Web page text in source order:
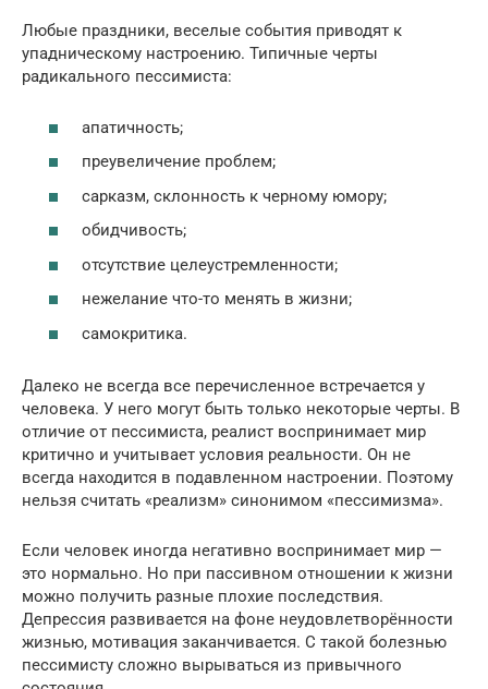
Любые праздники, веселые события приводят к
упадническому настроению. Типичные черты
радикального пессимиста:
апатичность;
преувеличение проблем;
сарказм, склонность к черному юмору;
обидчивость;
отсутствие целеустремленности;
нежелание что-то менять в жизни;
самокритика.
Далеко не всегда все перечисленное встречается у
человека. У него могут быть только некоторые черты. В
отличие от пессимиста, реалист воспринимает мир
критично и учитывает условия реальности. Он не
всегда находится в подавленном настроении. Поэтому
нельзя считать «реализм» синонимом «пессимизма».
Если человек иногда негативно воспринимает мир —
это нормально. Но при пассивном отношении к жизни
можно получить разные плохие последствия.
Депрессия развивается на фоне неудовлетворённости
жизнью, мотивация заканчивается. С такой болезнью
пессимисту сложно вырываться из привычного